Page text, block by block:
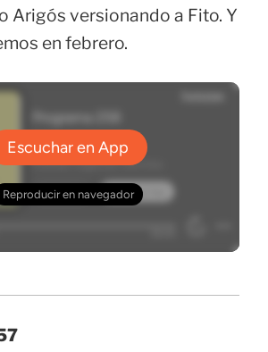
Arigós versionando a Fito. Y
en febrero.